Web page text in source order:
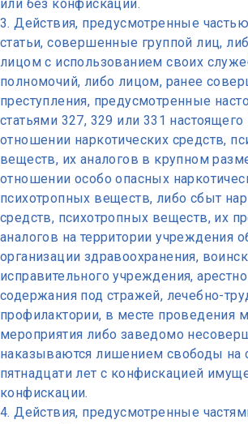
или без конфискации.
Действия, предусмотренные
статьи, совершенные группой лиц,
лицом с использованием своих
полномочий, либо лицом, ранее
преступления, предусмотренные
статьями 327, 329 или 331
отношении наркотических средств,
веществ, их аналогов в крупном
отношении особо опасных
психотропных веществ, либо сбыт
средств, психотропных веществ, их
аналогов на территории учреждения
организации здравоохранения,
исправительного учреждения,
содержания под стражей, лечебно-
профилактории, в месте проведения
мероприятия либо заведомо
наказываются лишением свободы на
пятнадцати лет с конфискацией
конфискации.
Действия, предусмотренные